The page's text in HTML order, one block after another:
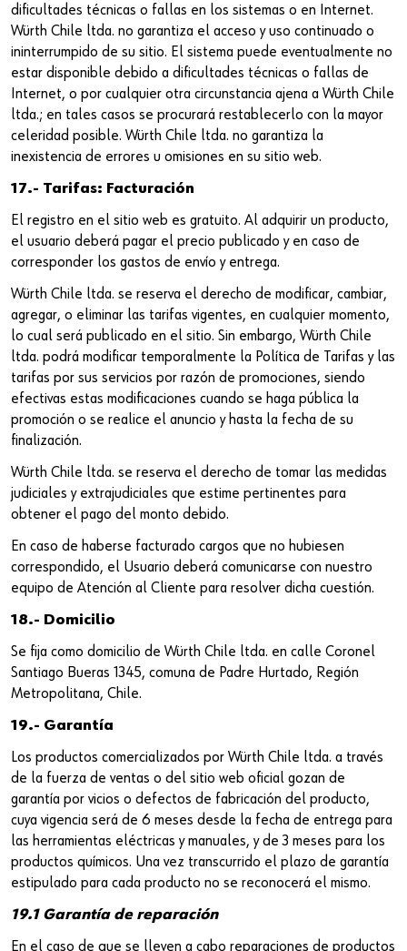
dificultades técnicas o fallas en los sistemas o en Internet.
Würth Chile ltda. no garantiza el acceso y uso continuado o
ininterrumpido de su sitio. El sistema puede eventualmente no
estar disponible debido a dificultades técnicas o fallas de
Internet, o por cualquier otra circunstancia ajena a Würth Chile
ltda.; en tales casos se procurará restablecerlo con la mayor
celeridad posible. Würth Chile ltda. no garantiza la
inexistencia de errores u omisiones en su sitio web.
17.- Tarifas: Facturación
El registro en el sitio web es gratuito. Al adquirir un producto,
el usuario deberá pagar el precio publicado y en caso de
corresponder los gastos de envío y entrega.
Würth Chile ltda. se reserva el derecho de modificar, cambiar,
agregar, o eliminar las tarifas vigentes, en cualquier momento,
lo cual será publicado en el sitio. Sin embargo, Würth Chile
ltda. podrá modificar temporalmente la Política de Tarifas y las
tarifas por sus servicios por razón de promociones, siendo
efectivas estas modificaciones cuando se haga pública la
promoción o se realice el anuncio y hasta la fecha de su
finalización.
Würth Chile ltda. se reserva el derecho de tomar las medidas
judiciales y extrajudiciales que estime pertinentes para
obtener el pago del monto debido.
En caso de haberse facturado cargos que no hubiesen
correspondido, el Usuario deberá comunicarse con nuestro
equipo de Atención al Cliente para resolver dicha cuestión.
18.- Domicilio
Se fija como domicilio de Würth Chile ltda. en calle Coronel
Santiago Bueras 1345, comuna de Padre Hurtado, Región
Metropolitana, Chile.
19.- Garantía
Los productos comercializados por Würth Chile ltda. a través
de la fuerza de ventas o del sitio web oficial gozan de
garantía por vicios o defectos de fabricación del producto,
cuya vigencia será de 6 meses desde la fecha de entrega para
las herramientas eléctricas y manuales, y de 3 meses para los
productos químicos. Una vez transcurrido el plazo de garantía
estipulado para cada producto no se reconocerá el mismo.
19.1 Garantía de reparación
En el caso de que se lleven a cabo reparaciones de productos